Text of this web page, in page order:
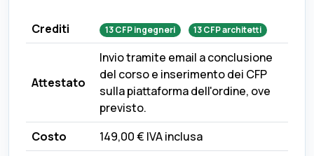
Crediti 13CFPingegneri 13CFParchitetti
Attestato
Invio tramite email a conclusione
del corso e inserimento dei CFP
sulla piattaforma dell'ordine, ove
previsto.
Costo
149,00 € IVA inclusa